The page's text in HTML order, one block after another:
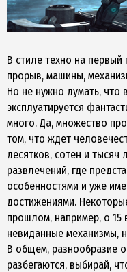
В стиле техно на первый
прорыв, машины,
Но не нужно думать, что
эксплуатируется
много. Да, множество
том, что ждет
десятков, сотен и тысяч
развлечений, где
особенностями и уже
достижениями.
прошлом, например, о 15
невиданные механизмы,
В общем, разнообразие
разбегаются, выбирай,